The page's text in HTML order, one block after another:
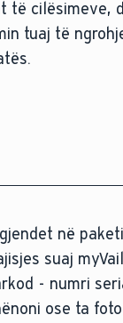
të cilësimeve,
tuaj të
në
suaj
- numri
ose ta